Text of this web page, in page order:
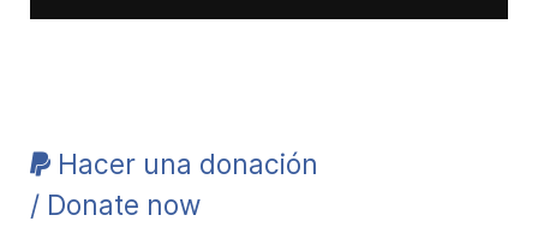
Hacer una donación
/ Donate now